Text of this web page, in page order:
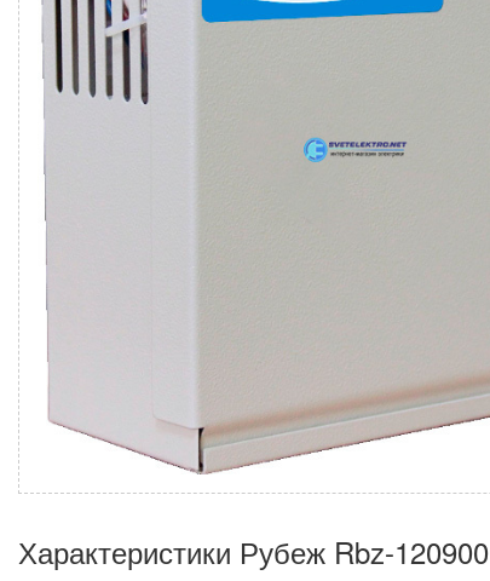
Характеристики Рубеж Rbz-120900